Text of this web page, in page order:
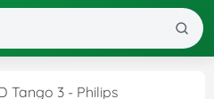
Tango 3 - Philips